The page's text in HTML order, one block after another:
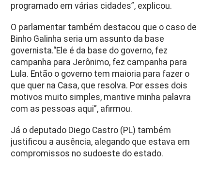
programado em várias cidades”, explicou.
O parlamentar também destacou que o caso de
Binho Galinha seria um assunto da base
governista.“Ele é da base do governo, fez
campanha para Jerônimo, fez campanha para
Lula. Então o governo tem maioria para fazer o
que quer na Casa, que resolva. Por esses dois
motivos muito simples, mantive minha palavra
com as pessoas aqui”, afirmou.
Já o deputado Diego Castro (PL) também
justificou a ausência, alegando que estava em
compromissos no sudoeste do estado.